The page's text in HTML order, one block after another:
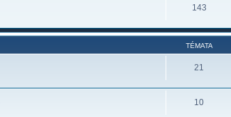
143
TÉMATA
21
10